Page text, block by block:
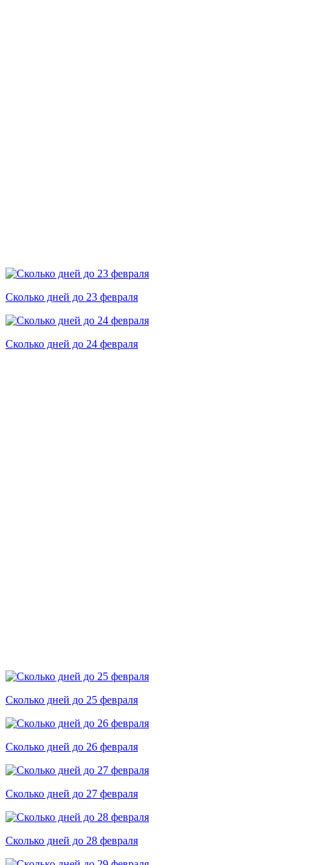
Сколько дней до 23 февраля
Сколько дней до 24 февраля
Сколько дней до 25 февраля
Сколько дней до 26 февраля
Сколько дней до 27 февраля
Сколько дней до 28 февраля